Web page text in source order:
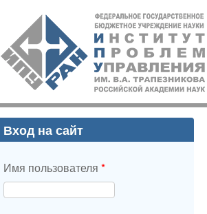
ИПУ
РАН
Вход на сайт
Имя пользователя *